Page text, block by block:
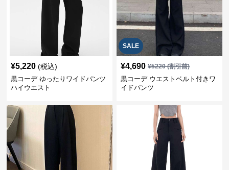
¥5,220 (税込)
黒コーデ ゆったりワイドパンツ
ハイウエスト
SALE
¥4,690 ¥5220(割引前)
黒コーデ ウエストベルト付きワ
イドパンツ